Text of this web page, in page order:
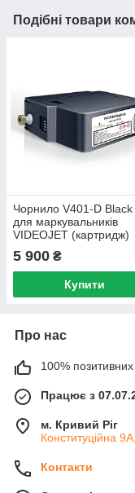
Подібні товари
Чорнило V401-D Black
для маркувальників
VIDEOJET (картридж)
5 900 ₴
Купити
Про нас
100% позитивних
Працює з
м. Кривий Ріг
Конституційна
Контакти